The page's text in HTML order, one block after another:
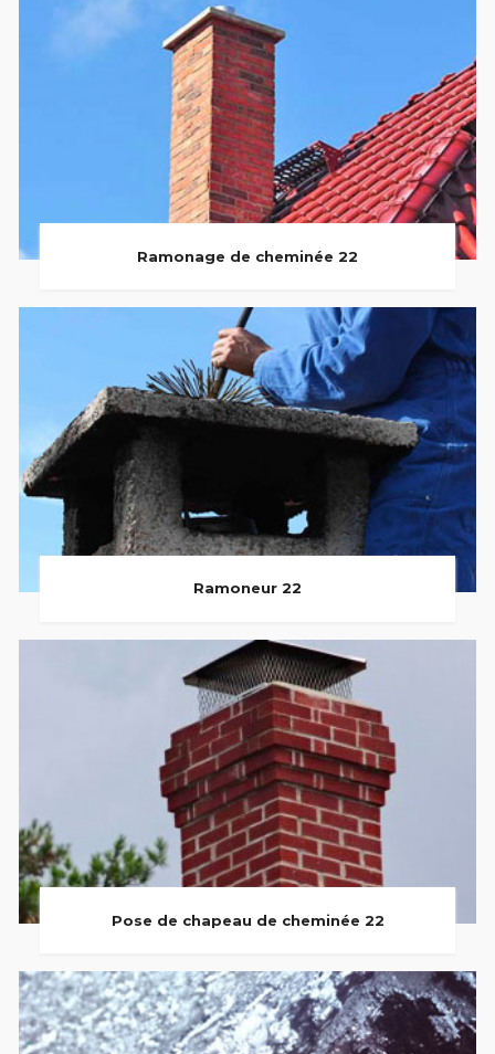
Ramonage de cheminée 22
Ramoneur 22
Pose de chapeau de cheminée 22